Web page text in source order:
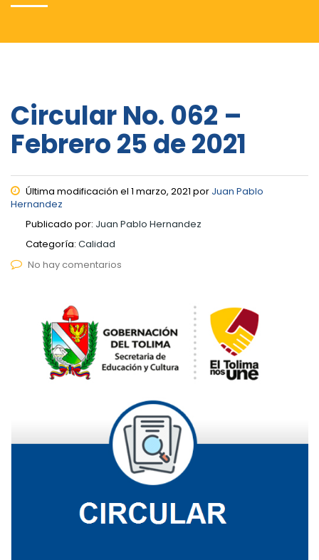
Circular No. 062 –
Febrero 25 de 2021
Última modificación el 1 marzo, 2021 por Juan Pablo
Hernandez
Publicado por: Juan Pablo Hernandez
Categoría: Calidad
No hay comentarios